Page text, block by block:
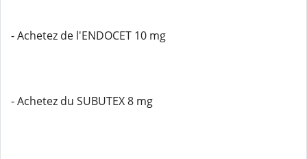
- Achetez de l'ENDOCET 10 mg
- Achetez du SUBUTEX 8 mg